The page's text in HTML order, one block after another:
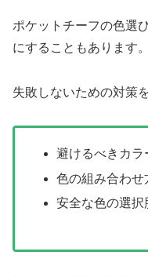
ポケットチーフの色選
にすることもあります。
失敗しないための対策
避けるべきカラ
色の組み合わせ
安全な色の選択